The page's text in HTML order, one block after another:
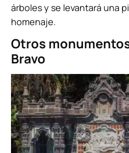
árboles y se levantará una
homenaje.
Otros
Bravo